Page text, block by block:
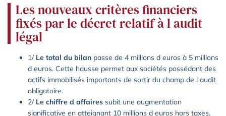
Les nouveaux critères financiers
fixés par le décret relatif à l audit
légal
1/ Le total du bilan passe de 4 millions d euros à 5 millions
d euros. Cette hausse permet aux sociétés possédant des
actifs immobilisés importants de sortir du champ de l audit
obligatoire.
2/ Le chiffre d affaires subit une augmentation
significative en atteignant 10 millions d euros hors taxes.